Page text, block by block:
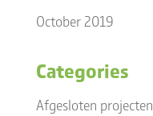
October 2019
Categories
Afgesloten projecten